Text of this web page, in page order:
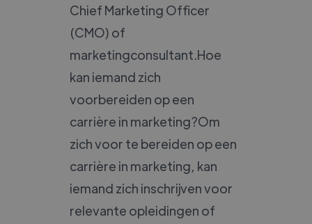
Chief Marketing Officer
(CMO) of
marketingconsultant.Hoe
kan iemand zich
voorbereiden op een
carrière in marketing?Om
zich voor te bereiden op een
carrière in marketing, kan
iemand zich inschrijven voor
relevante opleidingen of